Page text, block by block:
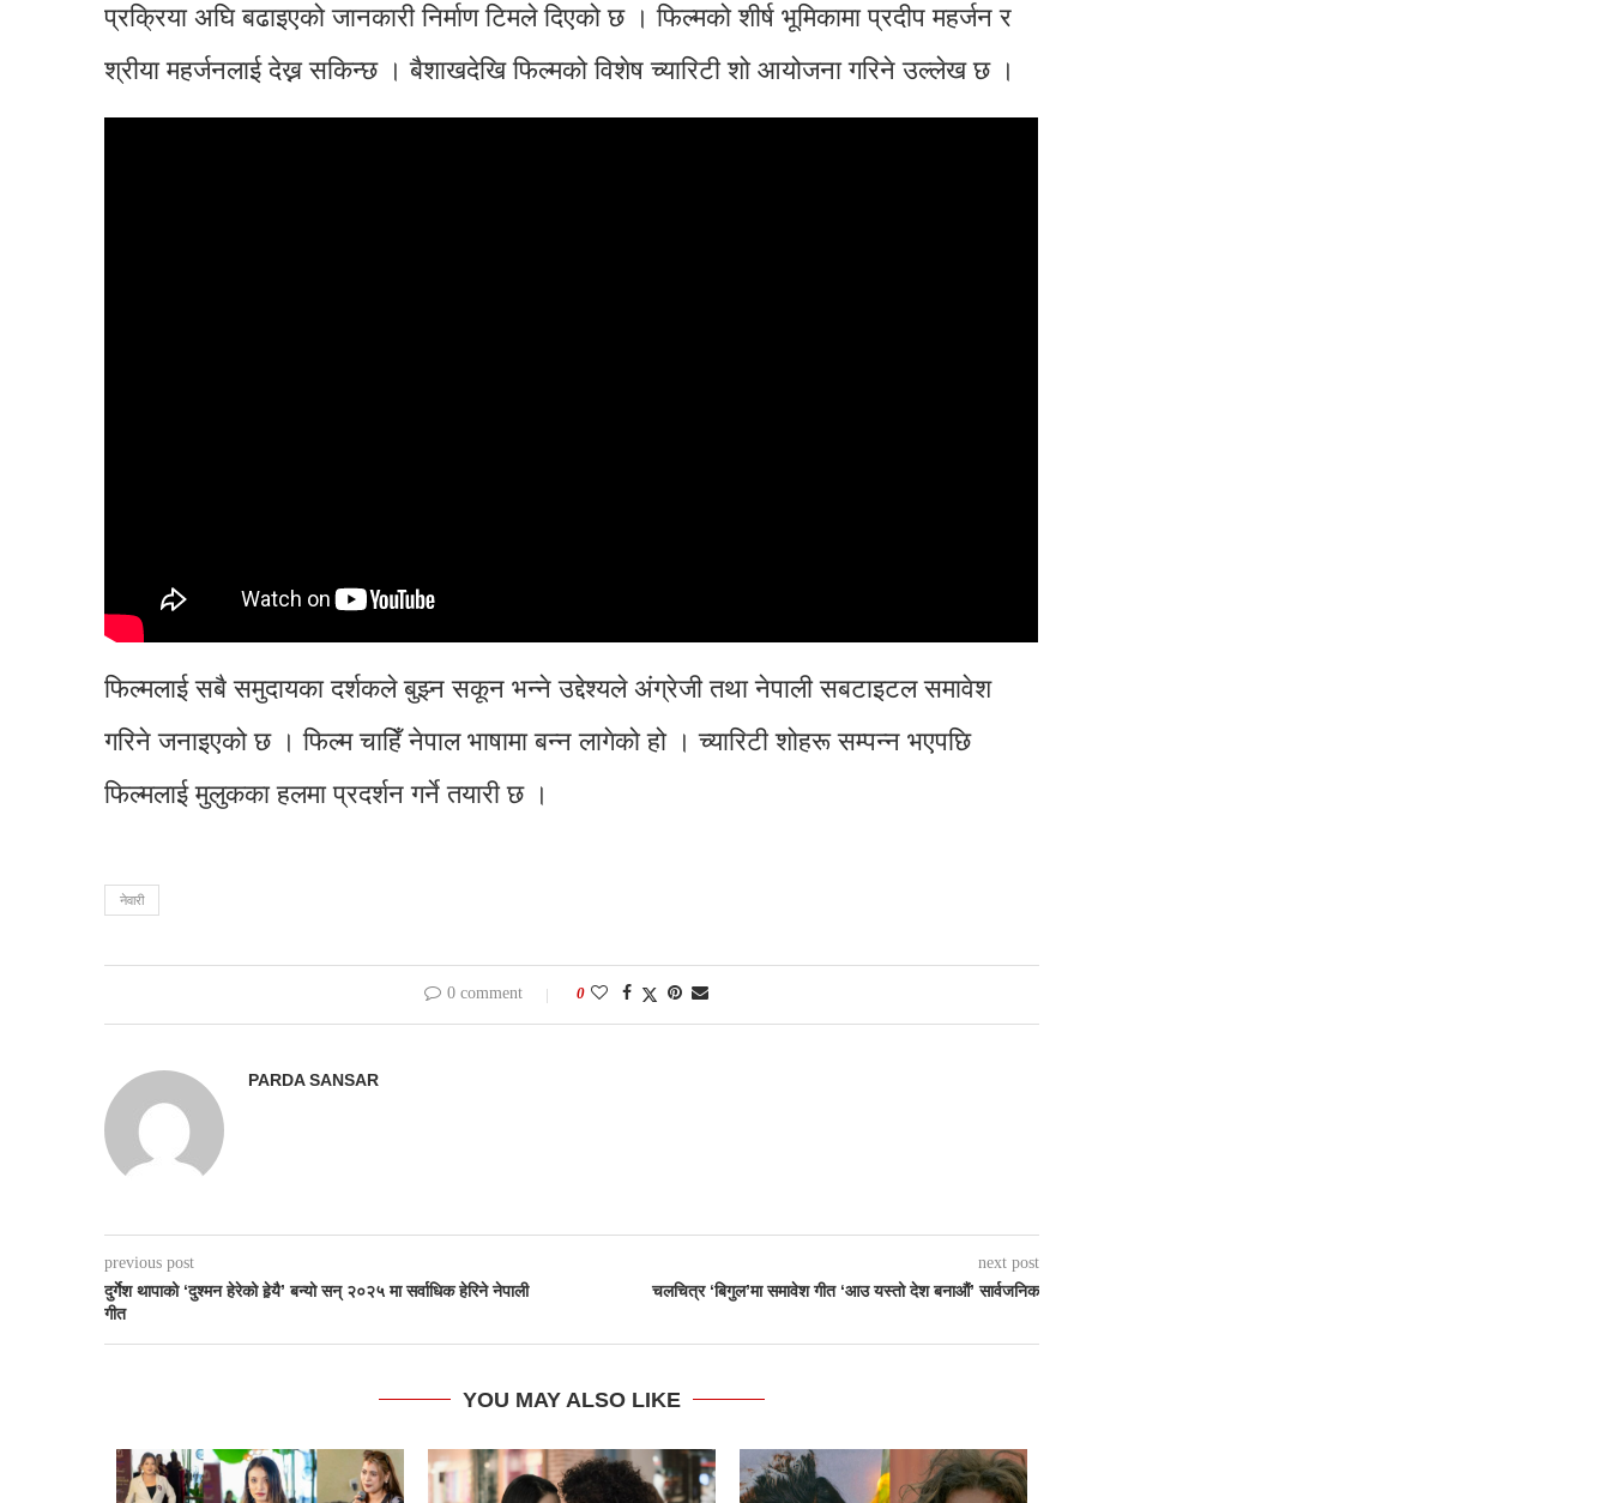
प्रक्रिया अघि बढाइएको जानकारी निर्माण टिमले दिएको छ । फिल्मको शीर्ष भूमिकामा प्रदीप महर्जन र
श्रीया महर्जनलाई देख्न सकिन्छ । बैशाखदेखि फिल्मको विशेष च्यारिटी शो आयोजना गरिने उल्लेख छ ।
फिल्मलाई सबै समुदायका दर्शकले बुझ्न सकून भन्ने उद्देश्यले अंग्रेजी तथा नेपाली सबटाइटल समावेश
गरिने जनाइएको छ । फिल्म चाहिँ नेपाल भाषामा बन्न लागेको हो । च्यारिटी शोहरू सम्पन्न भएपछि
फिल्मलाई मुलुकका हलमा प्रदर्शन गर्ने तयारी छ ।
नेवारी
0 comment 0
PARDA SANSAR
previous post
दुर्गेश थापाको ‘दुश्मन हेरेको हेर्‍यै’ बन्यो सन् २०२५ मा सर्वाधिक हेरिने नेपाली
गीत
next post
चलचित्र ‘बिगुल’मा समावेश गीत ‘आउ यस्तो देश बनाऔं’ सार्वजनिक
YOU MAY ALSO LIKE